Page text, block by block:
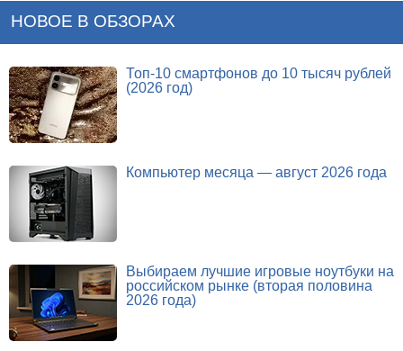
НОВОЕ В ОБЗОРАХ
Топ-10 смартфонов до 10 тысяч рублей
(2026 год)
Компьютер месяца — август 2026 года
Выбираем лучшие игровые ноутбуки на
российском рынке (вторая половина
2026 года)